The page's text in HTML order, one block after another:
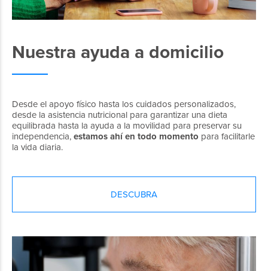
Nuestra ayuda a domicilio
Desde el apoyo físico hasta los cuidados personalizados,
desde la asistencia nutricional para garantizar una dieta
equilibrada hasta la ayuda a la movilidad para preservar su
independencia, estamos ahí en todo momento para facilitarle
la vida diaria.
DESCUBRA